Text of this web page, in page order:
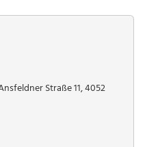
Straße 11, 4052